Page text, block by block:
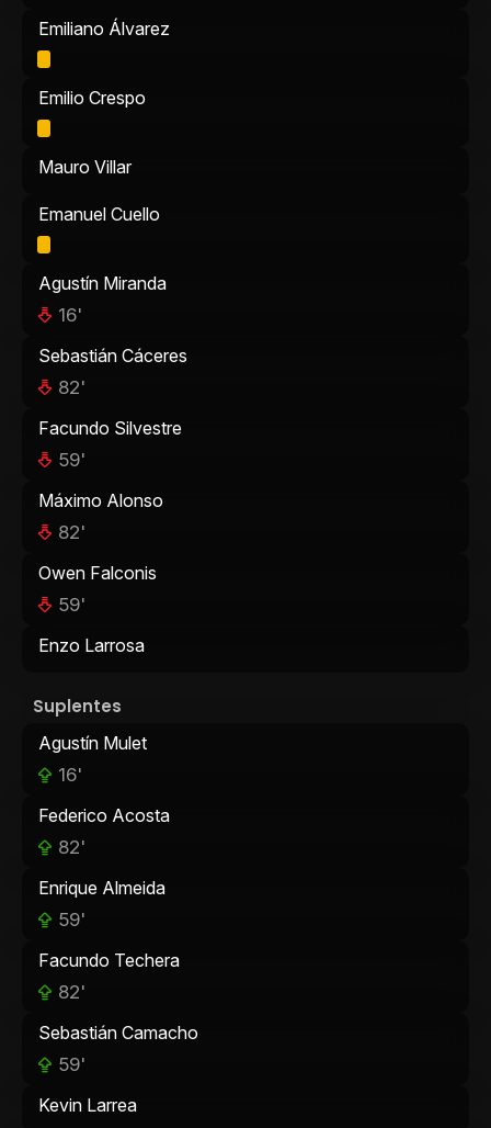
Emiliano Álvarez
Emilio Crespo
Mauro Villar
Emanuel Cuello
Agustín Miranda
16'
Sebastián Cáceres
82'
Facundo Silvestre
59'
Máximo Alonso
82'
Owen Falconis
59'
Enzo Larrosa
Suplentes
Agustín Mulet
16'
Federico Acosta
82'
Enrique Almeida
59'
Facundo Techera
82'
Sebastián Camacho
59'
Kevin Larrea